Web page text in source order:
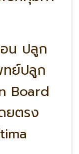
น ปลูก
ทย์ปลูก
Board
ยตรง